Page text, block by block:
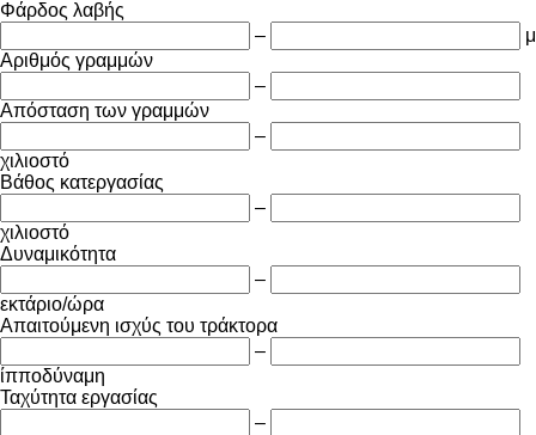
Φάρδος λαβής
–
μ
Αριθμός γραμμών
–
Απόσταση των γραμμών
–
χιλιοστό
Βάθος κατεργασίας
–
χιλιοστό
Δυναμικότητα
–
εκτάριο/ώρα
Απαιτούμενη ισχύς του τράκτορα
–
ίπποδύναμη
Ταχύτητα εργασίας
–